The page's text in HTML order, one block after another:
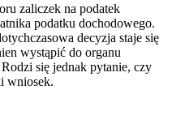
zaliczek na podatek
podatku dochodowego.
decyzja staje się
wystąpić do organu
się jednak pytanie, czy
wniosek.